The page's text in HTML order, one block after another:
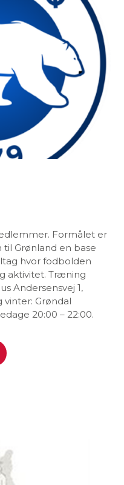
Formålet er
Grønland en base
hvor fodbolden
aktivitet. Træning
Andersensvej 1,
vinter: Grøndal
20:00 – 22:00.